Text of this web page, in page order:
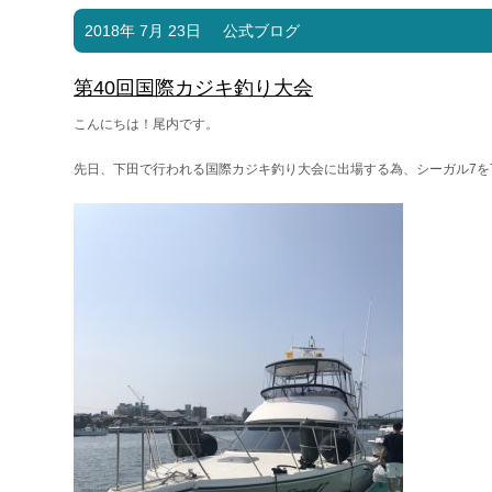
2018年 7月 23日 公式ブログ
第40回国際カジキ釣り大会
こんにちは！尾内です。
先日、下田で行われる国際カジキ釣り大会に出場する為、シーガル7を